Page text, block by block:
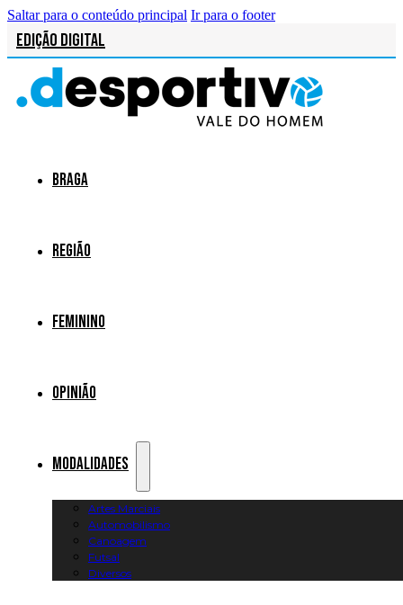
Saltar para o conteúdo principal Ir para o footer
Edição Digital
Braga
Região
Feminino
Opinião
Modalidades
Artes Marciais
Automobilismo
Canoagem
Futsal
Diversos